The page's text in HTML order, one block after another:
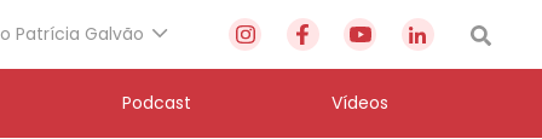
Patrícia Galvão
Podcast Vídeos